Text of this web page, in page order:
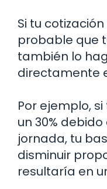
Si tu
probable que
también lo
directamente
Por ejemplo,
un 30%
jornada, tu
disminuir
resultaría en